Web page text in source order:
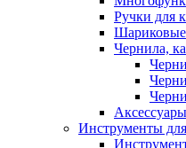
Ручки для
Чернила,
Инструменты